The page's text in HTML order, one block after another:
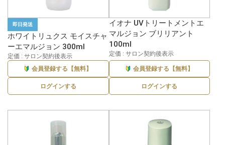
即日発送
ホワイトリュクス モイスチャ
ーエマルジョン 300ml
定価 : サロン契約後表示
会員登録する【無料】
ログインする
イオナ UVトリートメントエ
マルジョン ブリリアント
100ml
定価 : サロン契約後表示
会員登録する【無料】
ログインする